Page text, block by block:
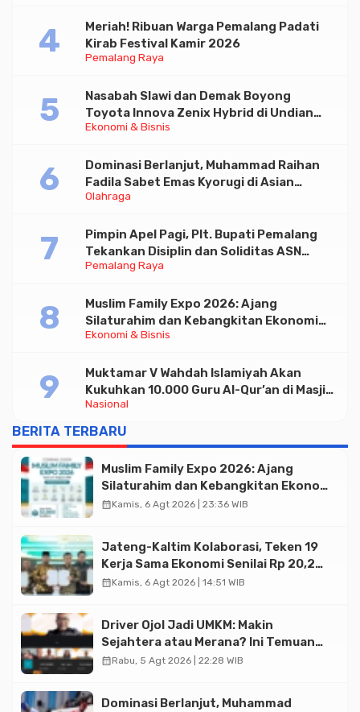
Pemalang Raya
Meriah! Ribuan Warga Pemalang Padati
Kirab Festival Kamir 2026
Ekonomi & Bisnis
Nasabah Slawi dan Demak Boyong
Toyota Innova Zenix Hybrid di Undian
Tabungan Bima Bank Jateng
Olahraga
Dominasi Berlanjut, Muhammad Raihan
Fadila Sabet Emas Kyorugi di Asian
Taekwondo Indonesia Open 2026
Pemalang Raya
Pimpin Apel Pagi, Plt. Bupati Pemalang
Tekankan Disiplin dan Soliditas ASN
untuk Pelayanan Publik
Ekonomi & Bisnis
Muslim Family Expo 2026: Ajang
Silaturahim dan Kebangkitan Ekonomi
Halal di Jakarta
Nasional
Muktamar V Wahdah Islamiyah Akan
Kukuhkan 10.000 Guru Al-Qur’an di Masjid
Istiqlal
BERITA TERBARU
Muslim Family Expo 2026: Ajang
Silaturahim dan Kebangkitan Ekonomi
Halal di Jakarta
calendar_monthKamis, 6 Agt 2026 | 23:36 WIB
Jateng-Kaltim Kolaborasi, Teken 19
Kerja Sama Ekonomi Senilai Rp 20,2
Triliun
calendar_monthKamis, 6 Agt 2026 | 14:51 WIB
Driver Ojol Jadi UMKM: Makin
Sejahtera atau Merana? Ini Temuan
Diskusi Paramadina
calendar_monthRabu, 5 Agt 2026 | 22:28 WIB
Dominasi Berlanjut, Muhammad